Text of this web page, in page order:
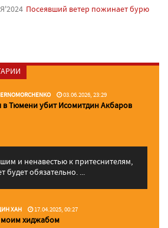
Посеявший ветер пожинает бурю
03.06.2026, 23:29
в Тюмени убит Исомитдин Акбаров
и ненавестью к притеснителям,
будет обязательно. ...
ХАН 17.04.2025, 00:27
моим хиджабом